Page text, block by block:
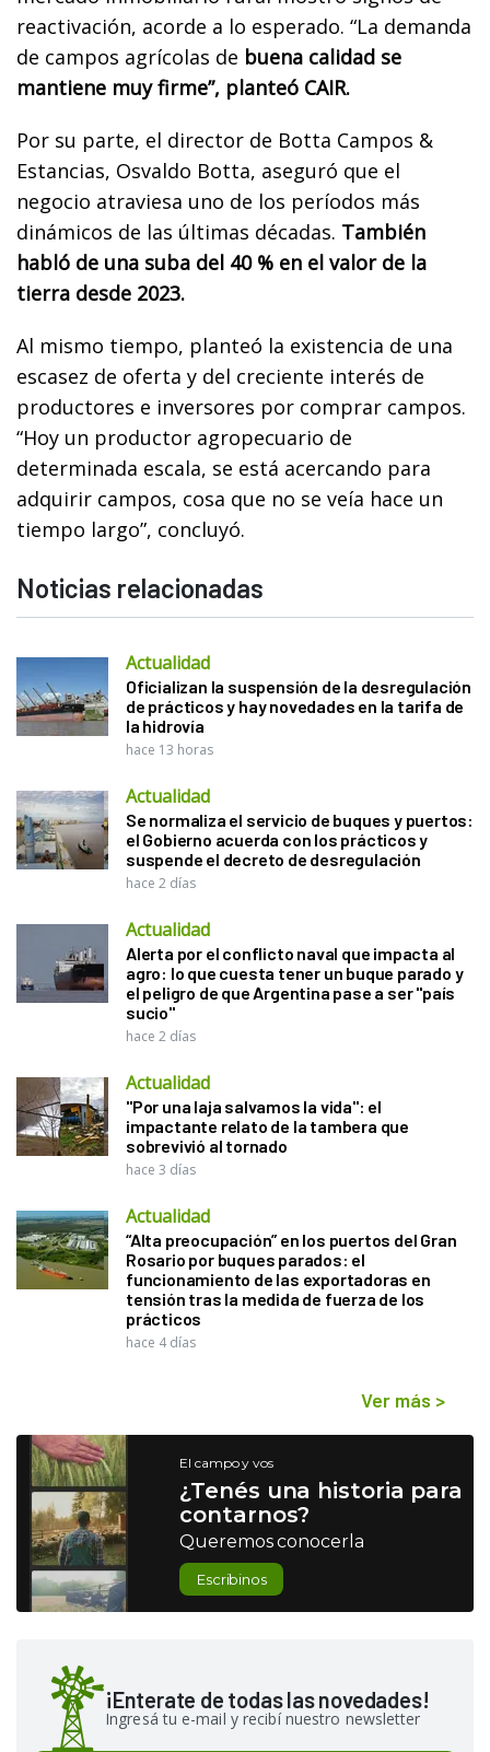
reactivación, acorde a lo esperado. “La demanda
de campos agrícolas de buena calidad se
mantiene muy firme”, planteó CAIR.
Por su parte, el director de Botta Campos &
Estancias, Osvaldo Botta, aseguró que el
negocio atraviesa uno de los períodos más
dinámicos de las últimas décadas. También
habló de una suba del 40 % en el valor de la
tierra desde 2023.
Al mismo tiempo, planteó la existencia de una
escasez de oferta y del creciente interés de
productores e inversores por comprar campos.
“Hoy un productor agropecuario de
determinada escala, se está acercando para
adquirir campos, cosa que no se veía hace un
tiempo largo”, concluyó.
Noticias relacionadas
Actualidad
Oficializan la suspensión de la desregulación
de prácticos y hay novedades en la tarifa de
la hidrovía
hace 13 horas
Actualidad
Se normaliza el servicio de buques y puertos:
el Gobierno acuerda con los prácticos y
suspende el decreto de desregulación
hace 2 días
Actualidad
Alerta por el conflicto naval que impacta al
agro: lo que cuesta tener un buque parado y
el peligro de que Argentina pase a ser "país
sucio"
hace 2 días
Actualidad
"Por una laja salvamos la vida": el
impactante relato de la tambera que
sobrevivió al tornado
hace 3 días
Actualidad
“Alta preocupación” en los puertos del Gran
Rosario por buques parados: el
funcionamiento de las exportadoras en
tensión tras la medida de fuerza de los
prácticos
hace 4 días
Ver más >
El campo y vos
¿Tenés una historia para
contarnos?
Queremos conocerla
Escribinos
¡Enterate de todas las novedades!
Ingresá tu e-mail y recibí nuestro newsletter